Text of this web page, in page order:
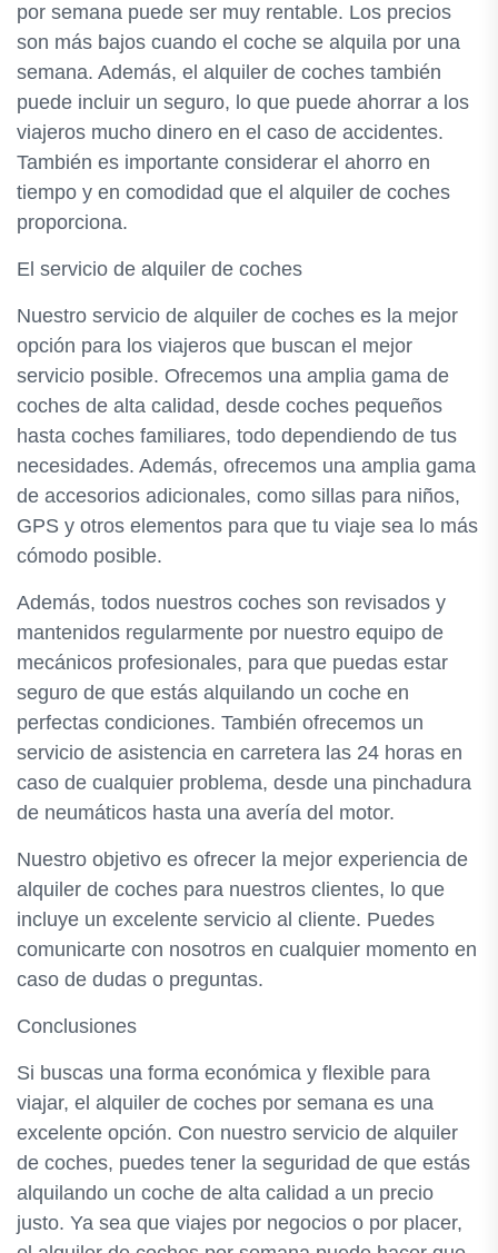
por semana puede ser muy rentable. Los precios
son más bajos cuando el coche se alquila por una
semana. Además, el alquiler de coches también
puede incluir un seguro, lo que puede ahorrar a los
viajeros mucho dinero en el caso de accidentes.
También es importante considerar el ahorro en
tiempo y en comodidad que el alquiler de coches
proporciona.
El servicio de alquiler de coches
Nuestro servicio de alquiler de coches es la mejor
opción para los viajeros que buscan el mejor
servicio posible. Ofrecemos una amplia gama de
coches de alta calidad, desde coches pequeños
hasta coches familiares, todo dependiendo de tus
necesidades. Además, ofrecemos una amplia gama
de accesorios adicionales, como sillas para niños,
GPS y otros elementos para que tu viaje sea lo más
cómodo posible.
Además, todos nuestros coches son revisados y
mantenidos regularmente por nuestro equipo de
mecánicos profesionales, para que puedas estar
seguro de que estás alquilando un coche en
perfectas condiciones. También ofrecemos un
servicio de asistencia en carretera las 24 horas en
caso de cualquier problema, desde una pinchadura
de neumáticos hasta una avería del motor.
Nuestro objetivo es ofrecer la mejor experiencia de
alquiler de coches para nuestros clientes, lo que
incluye un excelente servicio al cliente. Puedes
comunicarte con nosotros en cualquier momento en
caso de dudas o preguntas.
Conclusiones
Si buscas una forma económica y flexible para
viajar, el alquiler de coches por semana es una
excelente opción. Con nuestro servicio de alquiler
de coches, puedes tener la seguridad de que estás
alquilando un coche de alta calidad a un precio
justo. Ya sea que viajes por negocios o por placer,